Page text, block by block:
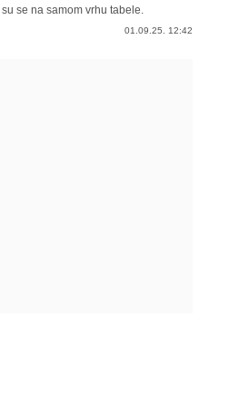
se na samom vrhu tabele.
01.09.25. 12:42